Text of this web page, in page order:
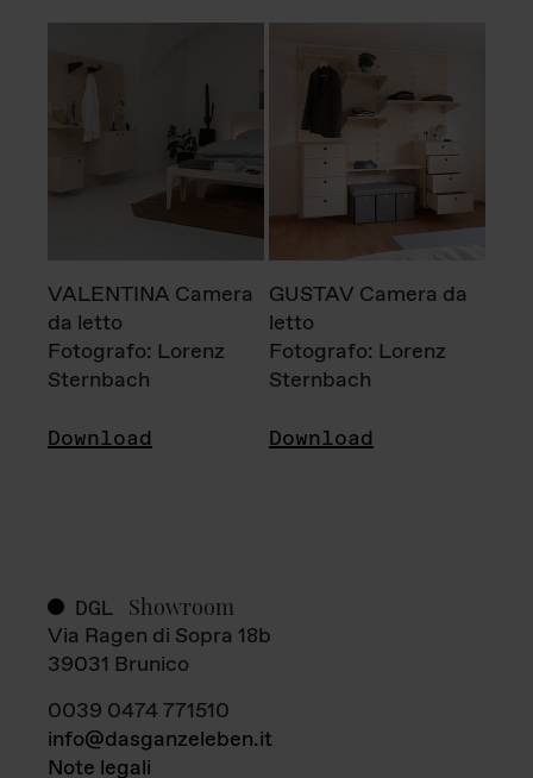
VALENTINA Camera
da letto
Fotografo: Lorenz
Sternbach
Download
GUSTAV Camera da
letto
Fotografo: Lorenz
Sternbach
Download
DGL Showroom
Via Ragen di Sopra 18b
39031 Brunico
0039 0474 771510
info@dasganzeleben.it
Note legali